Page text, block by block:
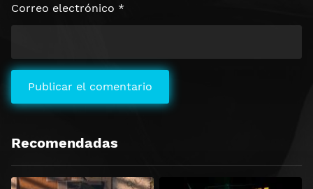
Correo electrónico *
Recomendadas